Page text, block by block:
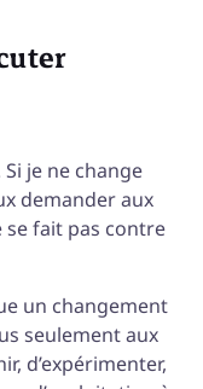
je ne change
demander aux
se fait pas contre
un changement
seulement aux
d’expérimenter,